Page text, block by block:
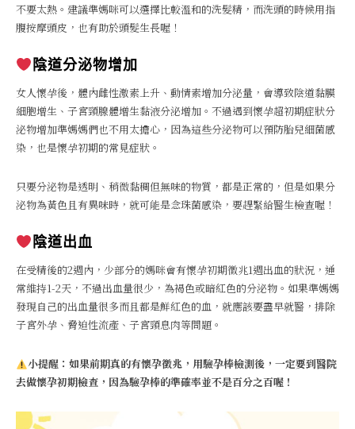
不要太熱。建議準媽咪可以選擇比較溫和的洗髮精，而洗頭的時候用指
腹按摩頭皮，也有助於頭髮生長喔！
陰道分泌物增加
女人懷孕後，體內雌性激素上升、動情素增加分泌量，會導致陰道黏膜
細胞增生、子宮頸腺體增生黏液分泌增加。不過遇到懷孕超初期症狀分
泌物增加準媽媽們也不用太擔心，因為這些分泌物可以預防胎兒細菌感
染，也是懷孕初期的常見症狀。
只要分泌物是透明、稍微黏稠但無味的物質，都是正常的，但是如果分
泌物為黃色且有異味時，就可能是念珠菌感染，要趕緊給醫生檢查喔！
陰道出血
在受精後的2週內，少部分的媽咪會有懷孕初期徵兆1週出血的狀況，通
常維持1-2天，不過出血量很少，為褐色或暗紅色的分泌物。如果準媽媽
發現自己的出血量很多而且都是鮮紅色的血，就應該要盡早就醫，排除
子宮外孕、脅迫性流產、子宮頸息肉等問題。
小提醒：如果前期真的有懷孕徵兆，用驗孕棒檢測後，一定要到醫院
去做懷孕初期檢查，因為驗孕棒的準確率並不是百分之百喔！